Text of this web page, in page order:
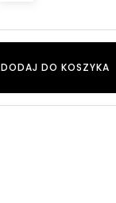
DODAJ DO KOSZYKA